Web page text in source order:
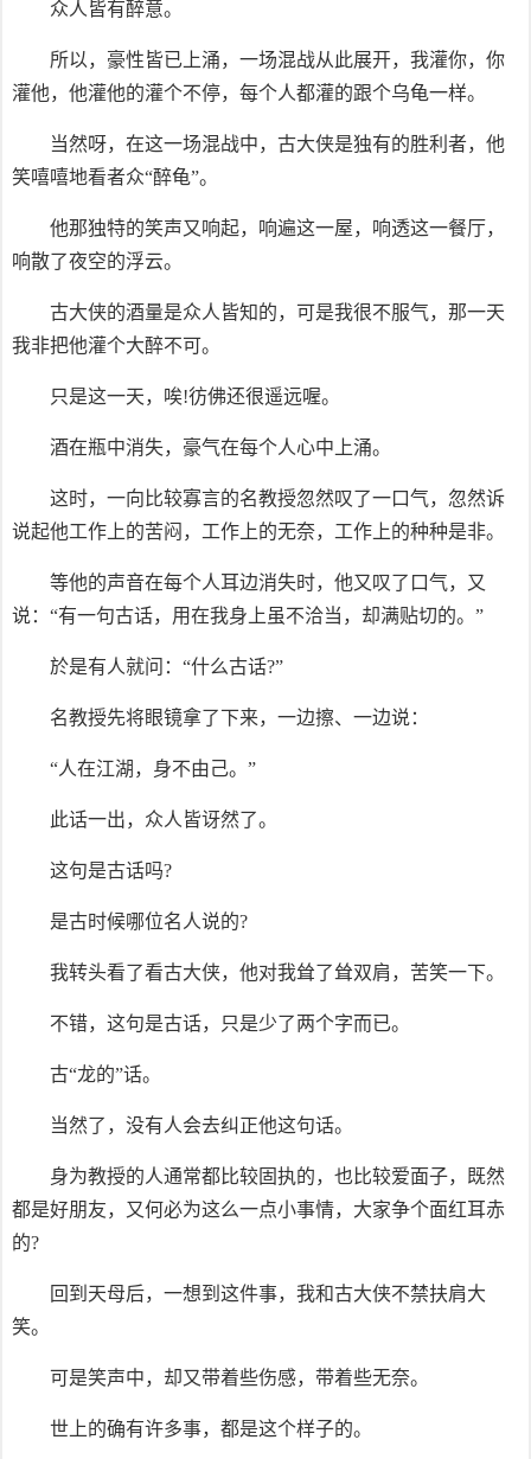
众人皆有醉意。
所以，豪性皆已上涌，一场混战从此展开，我灌你，你
灌他，他灌他的灌个不停，每个人都灌的跟个乌龟一样。
当然呀，在这一场混战中，古大侠是独有的胜利者，他
笑嘻嘻地看者众“醉龟”。
他那独特的笑声又响起，响遍这一屋，响透这一餐厅，
响散了夜空的浮云。
古大侠的酒量是众人皆知的，可是我很不服气，那一天
我非把他灌个大醉不可。
只是这一天，唉!彷佛还很遥远喔。
酒在瓶中消失，豪气在每个人心中上涌。
这时，一向比较寡言的名教授忽然叹了一口气，忽然诉
说起他工作上的苦闷，工作上的无奈，工作上的种种是非。
等他的声音在每个人耳边消失时，他又叹了口气，又
说：“有一句古话，用在我身上虽不洽当，却满贴切的。”
於是有人就问：“什么古话?”
名教授先将眼镜拿了下来，一边擦、一边说：
“人在江湖，身不由己。”
此话一出，众人皆讶然了。
这句是古话吗?
是古时候哪位名人说的?
我转头看了看古大侠，他对我耸了耸双肩，苦笑一下。
不错，这句是古话，只是少了两个字而已。
古“龙的”话。
当然了，没有人会去纠正他这句话。
身为教授的人通常都比较固执的，也比较爱面子，既然
都是好朋友，又何必为这么一点小事情，大家争个面红耳赤
的?
回到天母后，一想到这件事，我和古大侠不禁扶肩大
笑。
可是笑声中，却又带着些伤感，带着些无奈。
世上的确有许多事，都是这个样子的。